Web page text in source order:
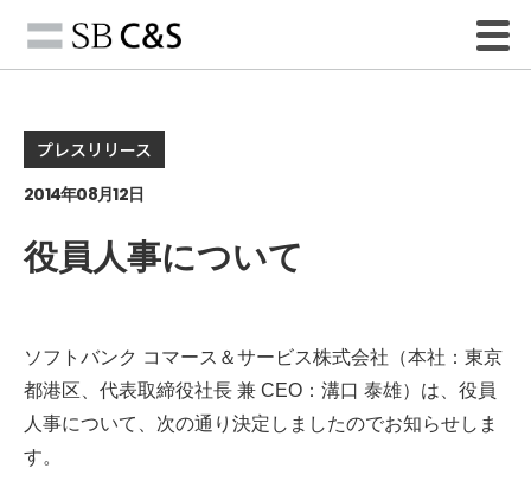
プレスリリース
2014年08月12日
役員人事について
ソフトバンク コマース＆サービス株式会社（本社：東京
都港区、代表取締役社長 兼 CEO：溝口 泰雄）は、役員
人事について、次の通り決定しましたのでお知らせしま
す。